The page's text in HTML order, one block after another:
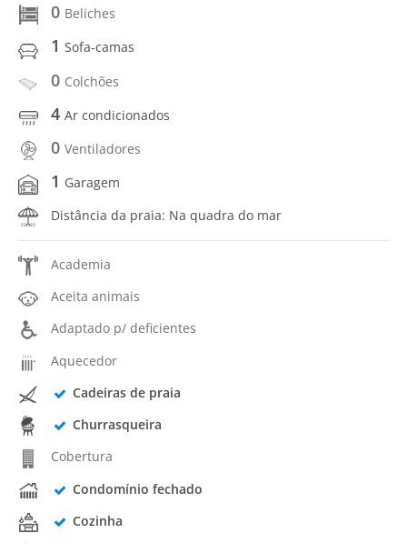
0 Beliches
1 Sofa-camas
0 Colchões
4 Ar condicionados
0 Ventiladores
1 Garagem
Distância da praia: Na quadra do mar
Academia
Aceita animais
Adaptado p/ deficientes
Aquecedor
Cadeiras de praia
Churrasqueira
Cobertura
Condomínio fechado
Cozinha